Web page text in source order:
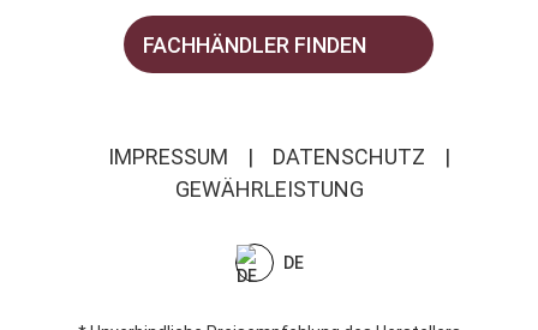
FACHHÄNDLER FINDEN
IMPRESSUM | DATENSCHUTZ
|
GEWÄHRLEISTUNG
DE